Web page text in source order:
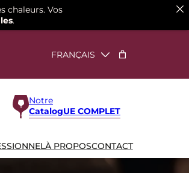
Notre
CatalogUE COMPLET
À PROPOSCONTACT
chaleurs. Vos
.